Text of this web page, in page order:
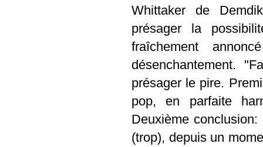
Whittaker de
présager la
fraîchement
désenchantement. "
présager le pire.
pop, en parfaite
Deuxième
(trop), depuis un